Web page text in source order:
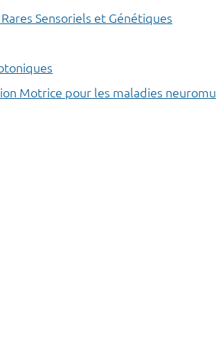
Sensoriels et Génétiques
Motrice pour les maladies